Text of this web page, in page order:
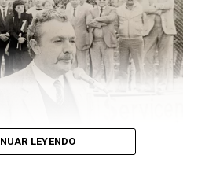
LEYENDO